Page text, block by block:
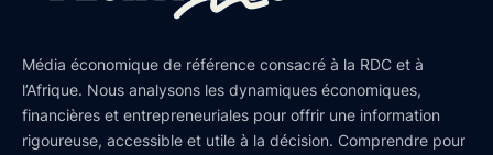
Média économique de référence consacré à la RDC et à
l’Afrique. Nous analysons les dynamiques économiques,
financières et entrepreneuriales pour offrir une information
rigoureuse, accessible et utile à la décision. Comprendre pour